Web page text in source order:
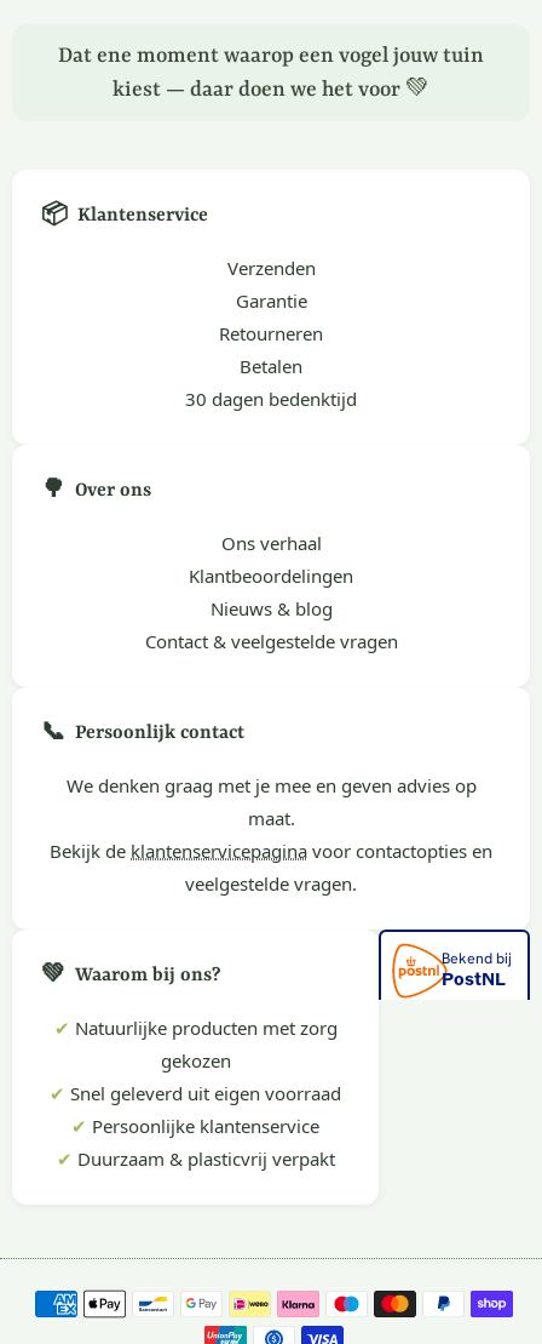
Dat ene moment waarop een vogel jouw tuin
kiest — daar doen we het voor 💚
📦 Klantenservice
Verzenden
Garantie
Retourneren
Betalen
30 dagen bedenktijd
🌳 Over ons
Ons verhaal
Klantbeoordelingen
Nieuws & blog
Contact & veelgestelde vragen
📞 Persoonlijk contact
We denken graag met je mee en geven advies op
maat.
Bekijk de klantenservicepagina voor contactopties en
veelgestelde vragen.
💚 Waarom bij ons?
✔ Natuurlijke producten met zorg
gekozen
✔ Snel geleverd uit eigen voorraad
✔ Persoonlijke klantenservice
✔ Duurzaam & plasticvrij verpakt